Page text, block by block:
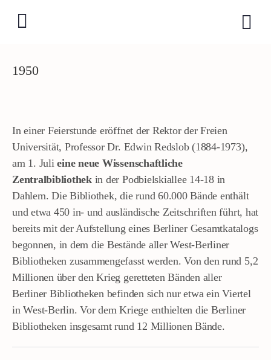
1950
In einer Feierstunde eröffnet der Rektor der Freien
Universität, Professor Dr. Edwin Redslob (1884-1973),
am 1. Julieine neue Wissenschaftliche
Zentralbibliothekin der Podbielskiallee 14-18 in
Dahlem. Die Bibliothek, die rund 60.000 Bände enthält
und etwa 450 in- und ausländische Zeitschriften führt, hat
bereits mit der Aufstellung eines Berliner Gesamtkatalogs
begonnen, in dem die Bestände aller West-Berliner
Bibliotheken zusammengefasst werden. Von den rund 5,2
Millionen über den Krieg geretteten Bänden aller
Berliner Bibliotheken befinden sich nur etwa ein Viertel
in West-Berlin. Vor dem Kriege enthielten die Berliner
Bibliotheken insgesamt rund 12 Millionen Bände.